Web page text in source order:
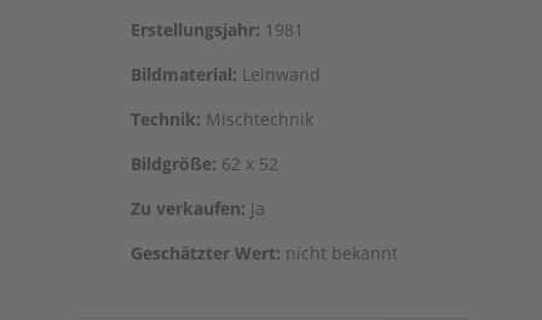
Erstel­lungs­jahr: 1981
Bild­ma­te­ri­al: Leinwand
Tech­nik: Mischtechnik
Bild­grö­ße: 62 x 52
Zu ver­kau­fen: Ja
Geschätz­ter Wert: nicht bekannt